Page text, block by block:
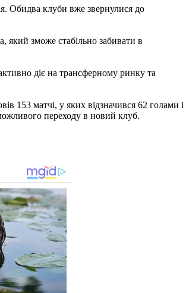
Обидва клуби вже звернулися до
який зможе стабільно забивати в
діє на трансферному ринку та
153 матчі, у яких відзначився 62 голами і
переходу в новий клуб.